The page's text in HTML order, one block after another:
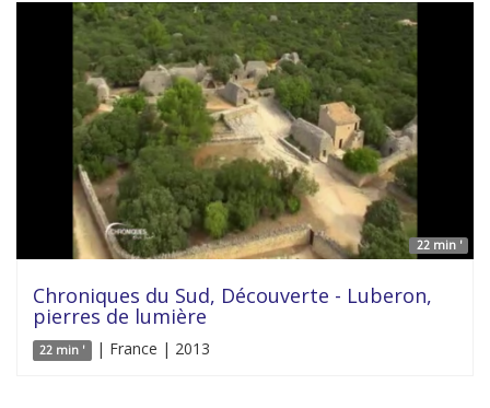
22 min '
Chroniques du Sud, Découverte - Luberon,
pierres de lumière
22 min ' | France | 2013